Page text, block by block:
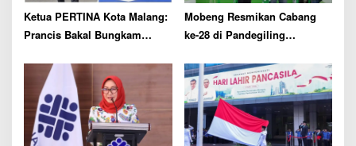
n
Ketua PERTINA Kota Malang:
Prancis Bakal Bungkam
Dunia 2026
Mobeng Resmikan Cabang
ke-28 di Pandegiling
Servis Mobil Seken